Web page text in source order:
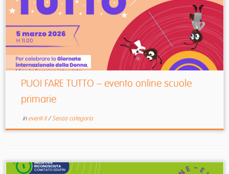
PUOI FARE TUTTO – evento online scuole
primarie
in eventi it/Senza categoria